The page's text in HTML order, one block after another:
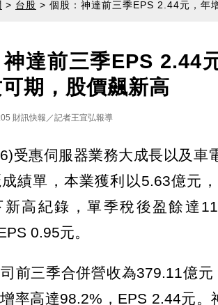
> 台股 > 個股：神達前三季EPS 2.44元，年
達前三季EPS 2.44
期，股價飆新高
財訊快報／記者王宜弘報導
受惠伺服器業務大成長以及車
績單，本業獲利以5.63億元
新高紀錄，單季稅後盈餘達
0.95元。
前三季合併營收為379.11億
率高達98.2%，EPS 2.44元。